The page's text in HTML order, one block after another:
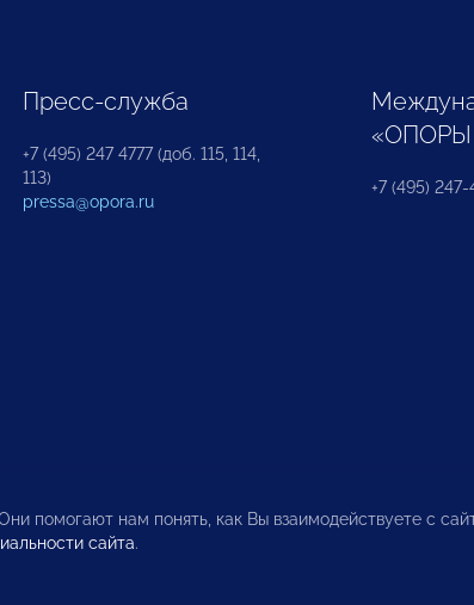
Пресс-служба
+7 (495) 247 4777 (доб. 115, 114,
113)
pressa@opora.ru
+7 (495) 247-
помогают нам понять, как Вы взаимодействуете с
сайта.